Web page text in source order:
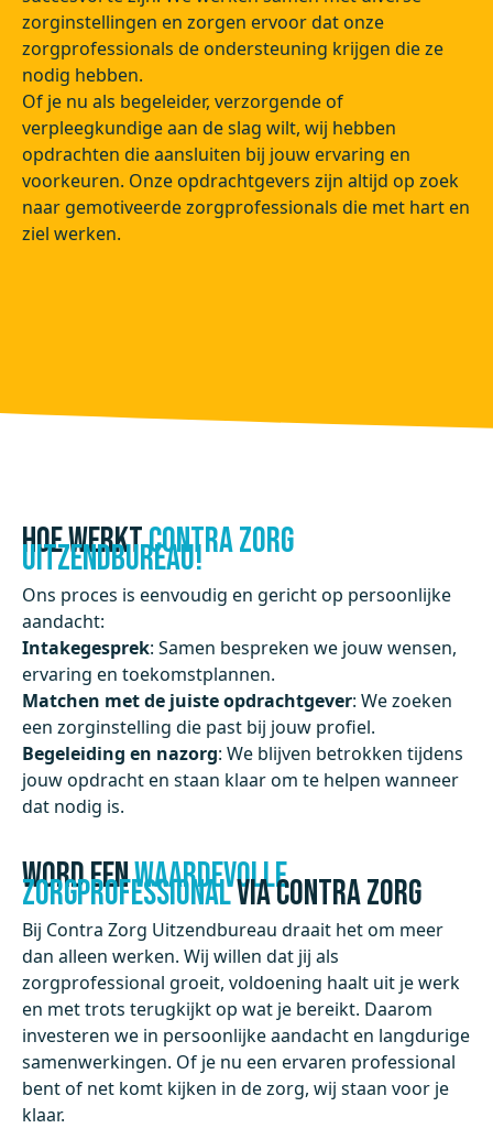
zorginstellingen en zorgen ervoor dat onze
zorgprofessionals de ondersteuning krijgen die ze
nodig hebben.
Of je nu als begeleider, verzorgende of
verpleegkundige aan de slag wilt, wij hebben
opdrachten die aansluiten bij jouw ervaring en
voorkeuren. Onze opdrachtgevers zijn altijd op zoek
naar gemotiveerde zorgprofessionals die met hart en
ziel werken.
Hoe werktContra Zorg
Uitzendbureau!
Ons proces is eenvoudig en gericht op persoonlijke
aandacht:
Intakegesprek: Samen bespreken we jouw wensen,
ervaring en toekomstplannen.
Matchen met de juiste opdrachtgever: We zoeken
een zorginstelling die past bij jouw profiel.
Begeleiding en nazorg: We blijven betrokken tijdens
jouw opdracht en staan klaar om te helpen wanneer
dat nodig is.
Word eenWaardevolle
Zorgprofessionalvia Contra Zorg
Bij Contra Zorg Uitzendbureau draait het om meer
dan alleen werken. Wij willen dat jij als
zorgprofessional groeit, voldoening haalt uit je werk
en met trots terugkijkt op wat je bereikt. Daarom
investeren we in persoonlijke aandacht en langdurige
samenwerkingen. Of je nu een ervaren professional
bent of net komt kijken in de zorg, wij staan voor je
klaar.